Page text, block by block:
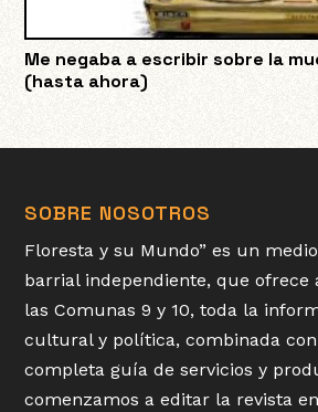
Me negaba a escribir sobre la
(hasta ahora)
SOBRE NOSOTROS
Floresta y su Mundo” es un
barrial independiente, que ofrece
las Comunas 9 y 10, toda la
cultural y política, combinada
completa guía de servicios y
comenzamos a editar la revista